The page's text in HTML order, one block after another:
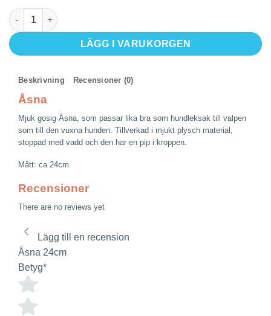
Åsna 24cm mängd
LÄGG I VARUKORGEN
Beskrivning Recensioner (0)
Åsna
Mjuk gosig Åsna, som passar lika bra som hundleksak till valpen
som till den vuxna hunden. Tillverkad i mjukt plysch material,
stoppad med vadd och den har en pip i kroppen.
Mått: ca 24cm
Recensioner
There are no reviews yet
Lägg till en recension
Åsna 24cm
Betyg*